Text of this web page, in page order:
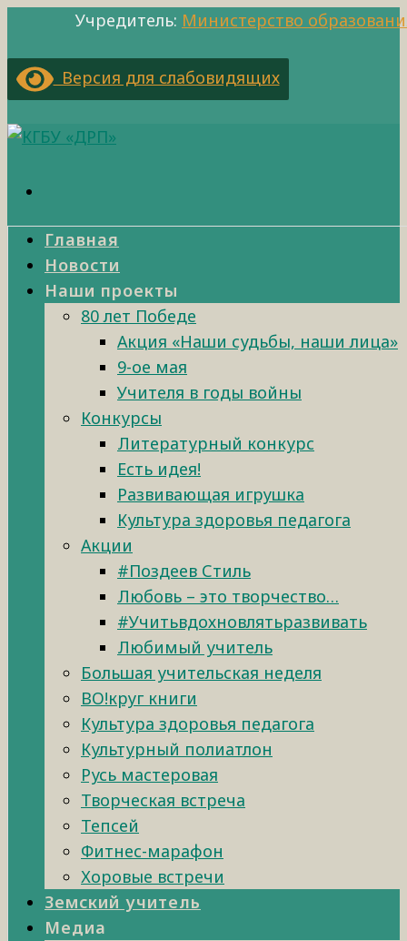
Учредитель: Министерство
Версия для слабовидящих
Главная
Новости
Наши проекты
80 лет Победе
Акция «Наши судьбы, наши лица»
9-ое мая
Учителя в годы войны
Конкурсы
Литературный конкурс
Есть идея!
Развивающая игрушка
Культура здоровья педагога
Акции
#Поздеев Стиль
Любовь – это творчество…
#Учитьвдохновлятьразвивать
Любимый учитель
Большая учительская неделя
ВО!круг книги
Культура здоровья педагога
Культурный полиатлон
Русь мастеровая
Творческая встреча
Тепсей
Фитнес-марафон
Хоровые встречи
Земский учитель
Медиа